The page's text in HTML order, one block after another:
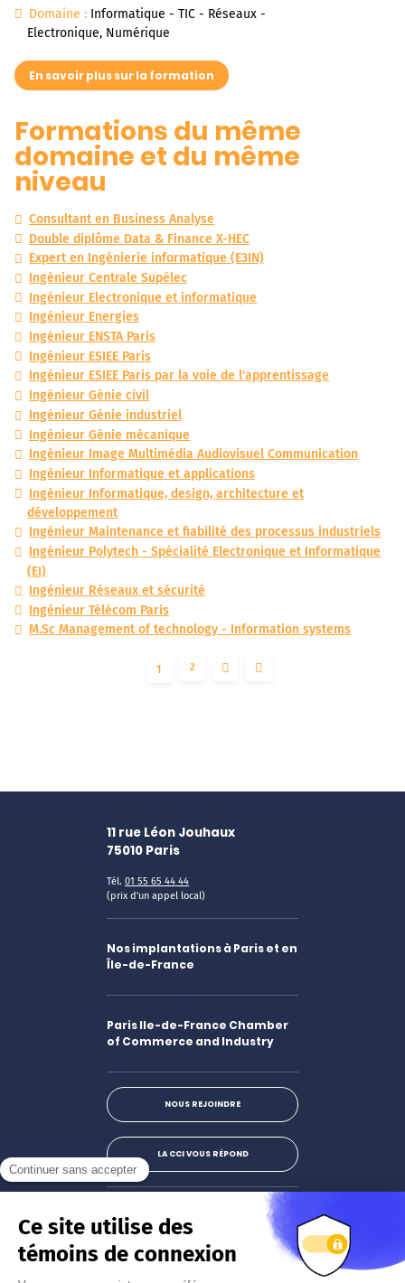
Domaine : Informatique - TIC - Réseaux -
Electronique, Numérique
En savoir plus sur la formation
Formations du même
domaine et du même
niveau
Consultant en Business Analyse
Double diplôme Data & Finance X-HEC
Expert en Ingénierie informatique (E3IN)
Ingénieur Centrale Supélec
Ingénieur Electronique et informatique
Ingénieur Energies
Ingénieur ENSTA Paris
Ingénieur ESIEE Paris
Ingénieur ESIEE Paris par la voie de l'apprentissage
Ingénieur Génie civil
Ingénieur Génie industriel
Ingénieur Génie mécanique
Ingénieur Image Multimédia Audiovisuel Communication
Ingénieur Informatique et applications
Ingénieur Informatique, design, architecture et
développement
Ingénieur Maintenance et fiabilité des processus industriels
Ingénieur Polytech - Spécialité Electronique et Informatique
(EI)
Ingénieur Réseaux et sécurité
Ingénieur Télécom Paris
M.Sc Management of technology - Information systems
1 2
11 rue Léon Jouhaux
75010 Paris
Tél. 01 55 65 44 44
(prix d'un appel local)
Nos implantations à Paris et en
Île-de-France
Paris Ile-de-France Chamber
of Commerce and Industry
NOUS REJOINDRE
LA CCI VOUS RÉPOND
Instagram
S'abonner à la newsletter